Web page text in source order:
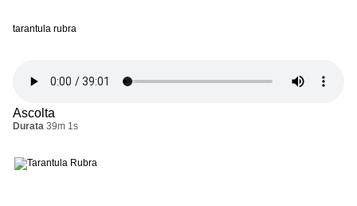
tarantula rubra
Ascolta
Durata 39m 1s